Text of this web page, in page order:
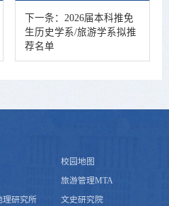
下一条： 2026届本科推免
生历史学系/旅游学系拟推
荐名单
校园地图
旅游管理MTA
理研究所 文史研究院